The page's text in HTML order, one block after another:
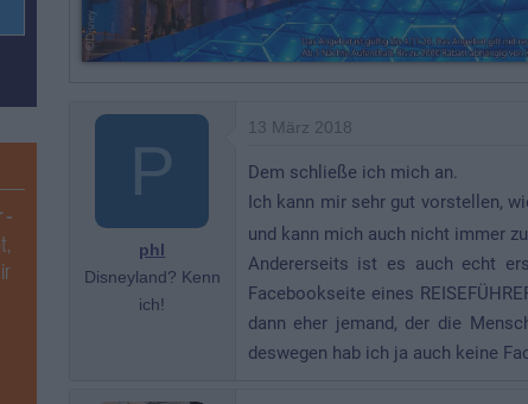
P
phl
Disneyland? Kenn
ich!
13 März 2018
Dem schließe ich mich an.
Ich kann mir sehr gut vorstellen,
und kann mich auch nicht immer
Andererseits ist es auch echt
Facebookseite eines
dann eher jemand, der die
deswegen hab ich ja auch keine
-